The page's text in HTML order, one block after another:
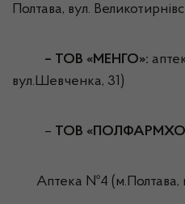
Полтава, вул.
– ТОВ «МЕНГО»:
вул.Шевченка, 31)
– ТОВ
Аптека №4 (м.Полтава,